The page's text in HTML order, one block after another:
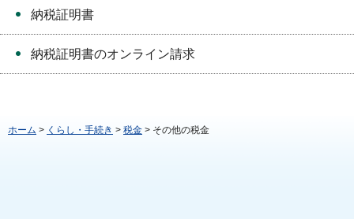
納税証明書
納税証明書のオンライン請求
ホーム > くらし・手続き > 税金 > その他の税金